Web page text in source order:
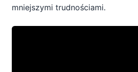
mniejszymi trudnościami.